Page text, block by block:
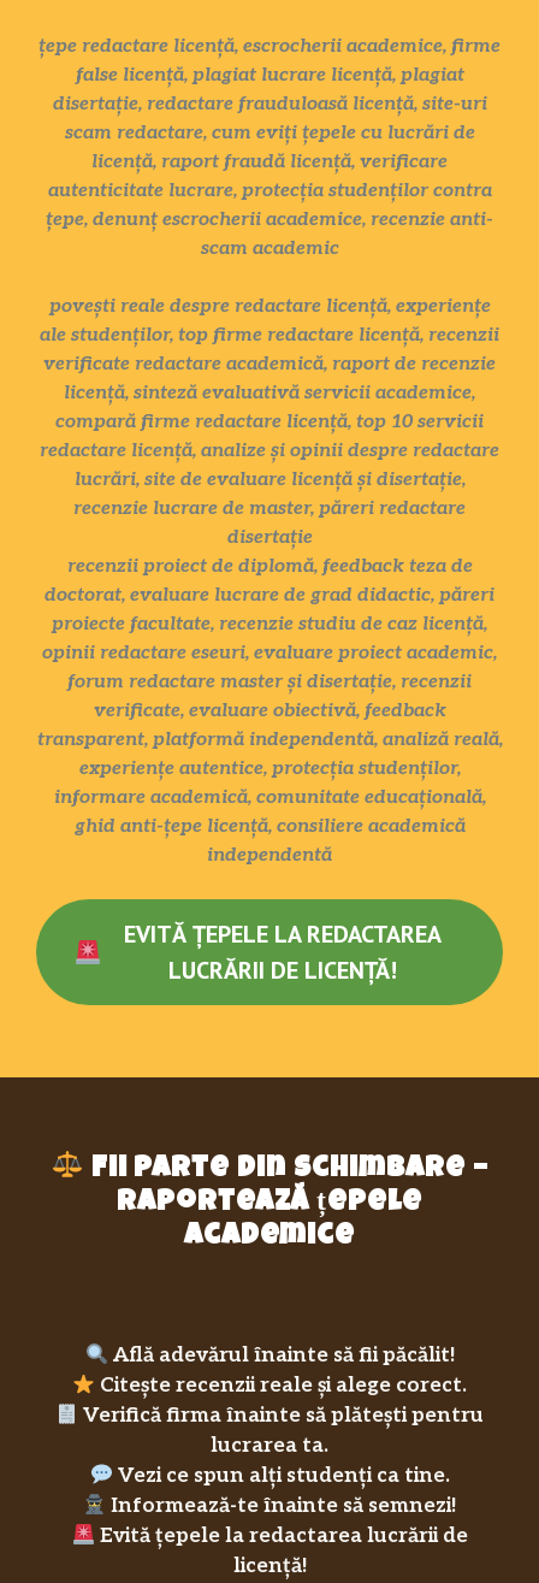
țepe redactare licență, escrocherii academice, firme
false licență, plagiat lucrare licență, plagiat
disertație, redactare frauduloasă licență, site-uri
scam redactare, cum eviți țepele cu lucrări de
licență, raport fraudă licență, verificare
autenticitate lucrare, protecția studenților contra
țepe, denunț escrocherii academice, recenzie anti-
scam academic
povești reale despre redactare licență, experiențe
ale studenților, top firme redactare licență, recenzii
verificate redactare academică, raport de recenzie
licență, sinteză evaluativă servicii academice,
compară firme redactare licență, top 10 servicii
redactare licență, analize și opinii despre redactare
lucrări, site de evaluare licență și disertație,
recenzie lucrare de master, păreri redactare
disertație
recenzii proiect de diplomă, feedback teza de
doctorat, evaluare lucrare de grad didactic, păreri
proiecte facultate, recenzie studiu de caz licență,
opinii redactare eseuri, evaluare proiect academic,
forum redactare master și disertație, recenzii
verificate, evaluare obiectivă, feedback
transparent, platformă independentă, analiză reală,
experiențe autentice, protecția studenților,
informare academică, comunitate educațională,
ghid anti-țepe licență, consiliere academică
independentă
EVITĂ ȚEPELE LA REDACTAREA
LUCRĂRII DE LICENȚĂ!
Fii parte din schimbare –
raportează țepele
academice
Află adevărul înainte să fii păcălit!
Citește recenzii reale și alege corect.
Verifică firma înainte să plătești pentru
lucrarea ta.
Vezi ce spun alți studenți ca tine.
Informează-te înainte să semnezi!
Evită țepele la redactarea lucrării de
licență!